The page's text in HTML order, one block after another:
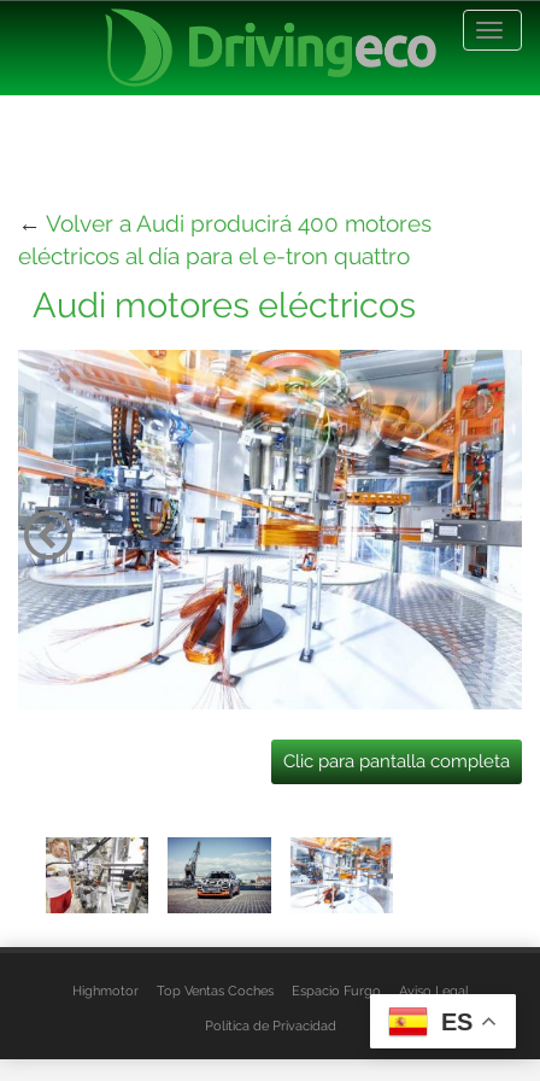
← Volver a Audi producirá 400 motores
eléctricos al día para el e-tron quattro
Audi motores eléctricos
Clic para pantalla completa
Highmotor Top Ventas Coches Espacio Furgo Aviso Legal
Política de Privacidad ES